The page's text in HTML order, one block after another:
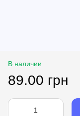
В наличии
89.00 грн